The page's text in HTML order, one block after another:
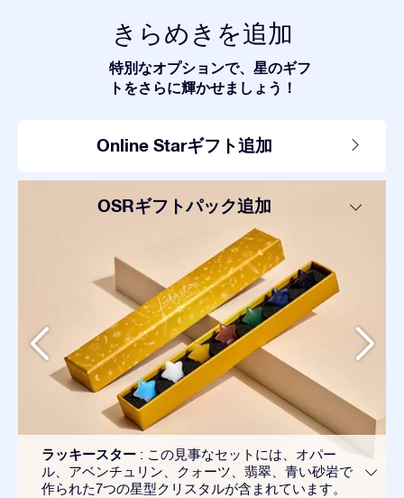
きらめきを追加
特別なオプションで、星のギフ
トをさらに輝かせましょう！
Online Starギフト追加
OSRギフトパック追加
ラッキースター : この見事なセットには、オパー
ル、アベンチュリン、クォーツ、翡翠、青い砂岩で
作られた7つの星型クリスタルが含まれています。